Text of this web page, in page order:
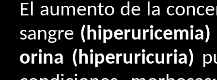
El aumento de la
sangre (hiperuricemia)
orina (hiperuricuria)